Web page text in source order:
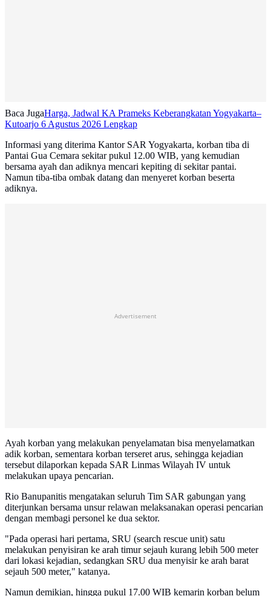
Baca JugaHarga, Jadwal KA Prameks Keberangkatan Yogyakarta–
Kutoarjo 6 Agustus 2026 Lengkap
Informasi yang diterima Kantor SAR Yogyakarta, korban tiba di
Pantai Gua Cemara sekitar pukul 12.00 WIB, yang kemudian
bersama ayah dan adiknya mencari kepiting di sekitar pantai.
Namun tiba-tiba ombak datang dan menyeret korban beserta
adiknya.
Advertisement
Ayah korban yang melakukan penyelamatan bisa menyelamatkan
adik korban, sementara korban terseret arus, sehingga kejadian
tersebut dilaporkan kepada SAR Linmas Wilayah IV untuk
melakukan upaya pencarian.
Rio Banupanitis mengatakan seluruh Tim SAR gabungan yang
diterjunkan bersama unsur relawan melaksanakan operasi pencarian
dengan membagi personel ke dua sektor.
"Pada operasi hari pertama, SRU (search rescue unit) satu
melakukan penyisiran ke arah timur sejauh kurang lebih 500 meter
dari lokasi kejadian, sedangkan SRU dua menyisir ke arah barat
sejauh 500 meter," katanya.
Namun demikian, hingga pukul 17.00 WIB kemarin korban belum